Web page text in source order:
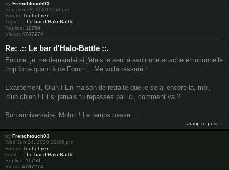
by Frenchtouch03
Sun Jun 28, 2020 3:58 pm
Forum: Tout et rien
Topic:
.:: Le bar d'Halo-Battle ::.
Replies: 11759
Views: 4787274
Re: .:: Le bar d'Halo-Battle ::.
Encore, je me demandai si j'étais le seul à avoir une attache émotionnelle
trop forte quant à ce Forum... Me voilà rassuré !
Exactement, Olah ! En maison de retraite que je serai encore là, moi,
'd'un chien ! Et si jamais tu repasses par ici, comment va ?
Bon anniversaire, Moloc ! Le temps passe ...
Jump to post
by Frenchtouch03
Wed Jun 24, 2020 12:05 pm
Forum: Tout et rien
Topic:
.:: Le bar d'Halo-Battle ::.
Replies: 11759
Views: 4787274